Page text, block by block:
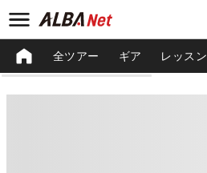
全ツアー ギア レッスン